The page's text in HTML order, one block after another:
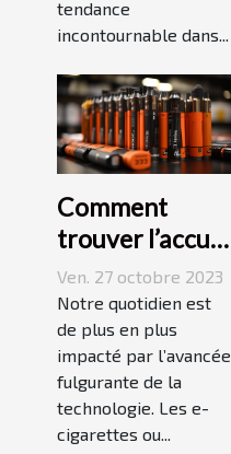
tendance
incontournable dans...
Comment
trouver l’accu
idéal pour sa e-
cigarette ?
Ven. 27 octobre 2023
Notre quotidien est
de plus en plus
impacté par l’avancée
fulgurante de la
technologie. Les e-
cigarettes ou...